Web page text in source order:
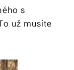
s
už musíte